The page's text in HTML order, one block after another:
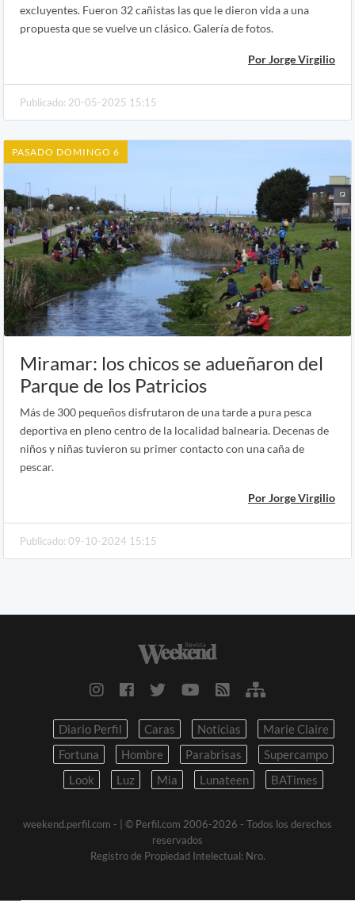
excluyentes. Fueron 32 cañistas las que le dieron vida a una
propuesta que se vuelve un clásico. Galería de fotos.
Por Jorge Virgilio
Publicado: 20-05-2025 15:15
PASADO DOMINGO 6
Miramar: los chicos se adueñaron del
Parque de los Patricios
Más de 300 pequeños disfrutaron de una tarde a pura pesca
deportiva en pleno centro de la localidad balnearia. Decenas de
niños y niñas tuvieron su primer contacto con una caña de
pescar.
Por Jorge Virgilio
Publicado: 09-10-2024 15:15
Diario Perfil Caras Noticias
Marie Claire
Fortuna
Hombre Parabrisas
Supercampo
Look
Luz Mia Lunateen BATimes
weekend.perfil.com -
| © Perfil.com 2006-2026 - Todos los derechos
reservados
Registro de Propiedad Intelectual: Nro.